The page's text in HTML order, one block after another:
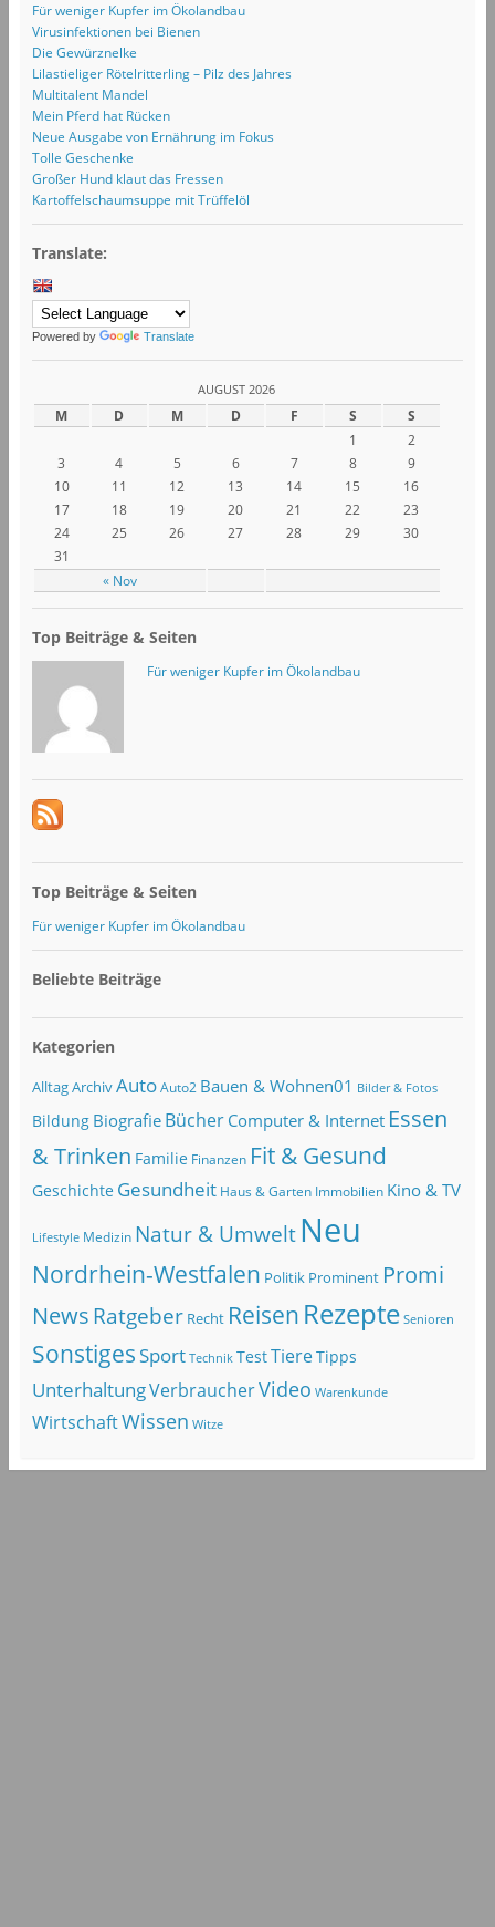
Für weniger Kupfer im Ökolandbau
Virusinfektionen bei Bienen
Die Gewürznelke
Lilastieliger Rötelritterling – Pilz des Jahres
Multitalent Mandel
Mein Pferd hat Rücken
Neue Ausgabe von Ernährung im Fokus
Tolle Geschenke
Großer Hund klaut das Fressen
Kartoffelschaumsuppe mit Trüffelöl
Translate:
Powered by Translate
AUGUST 2026
M D M D F S S
« Nov
1
2
3
4 5 6 7 8
9
10
11 12 13 14 15
16
17
18 19 20 21 22
23
24
25 26 27 28 29
30
31
Top Beiträge & Seiten
Für weniger Kupfer im Ökolandbau
Top Beiträge & Seiten
Für weniger Kupfer im Ökolandbau
Beliebte Beiträge
Kategorien
AlltagArchivAuto Auto2 Bauen & Wohnen01 Bilder & Fotos
Bildung Biografie Bücher Computer & Internet Essen
& Trinken Familie Finanzen Fit & Gesund
Geschichte Gesundheit Haus & Garten Immobilien Kino & TV
Lifestyle Medizin Natur & Umwelt Neu
Nordrhein-Westfalen Politik Prominent Promi
NewsRatgeber Recht Reisen Rezepte Senioren
SonstigesSport Technik TestTiereTipps
UnterhaltungVerbraucherVideo Warenkunde
WirtschaftWissen Witze